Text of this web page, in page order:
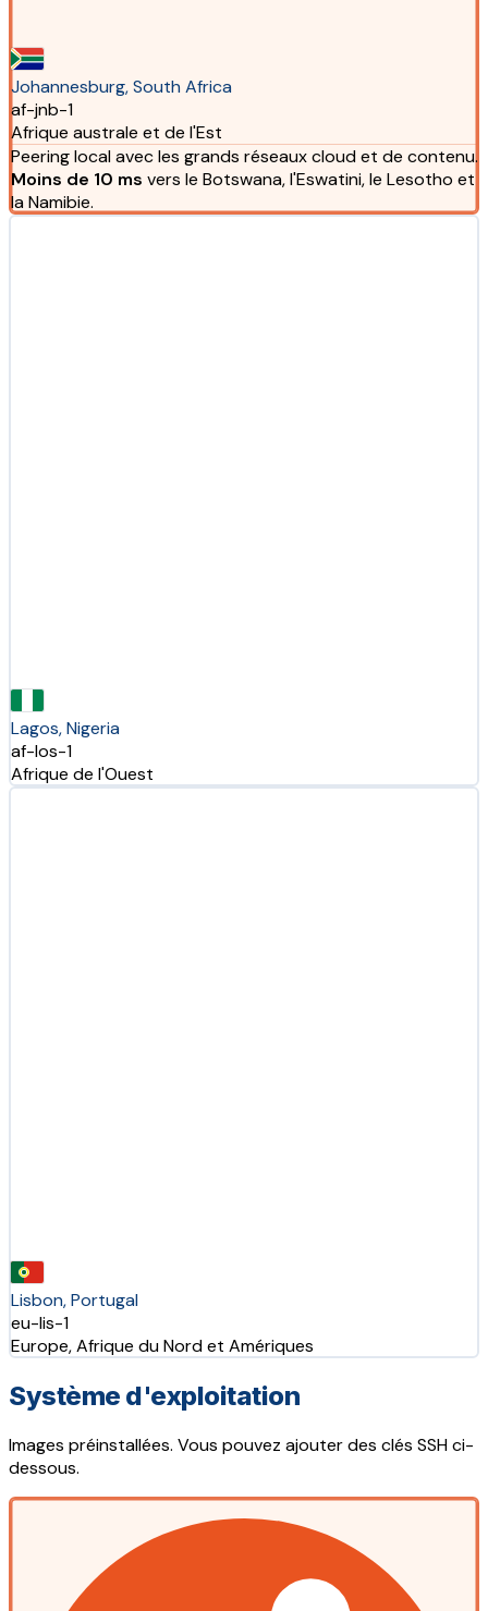
Johannesburg, South Africa
af-jnb-1
Afrique australe et de l'Est
Peering local avec les grands réseaux cloud et de contenu.
Moins de 10 ms vers le Botswana, l'Eswatini, le Lesotho et
la Namibie.
Lagos, Nigeria
af-los-1
Afrique de l'Ouest
Lisbon, Portugal
eu-lis-1
Europe, Afrique du Nord et Amériques
Système d'exploitation
Images préinstallées. Vous pouvez ajouter des clés SSH ci-
dessous.